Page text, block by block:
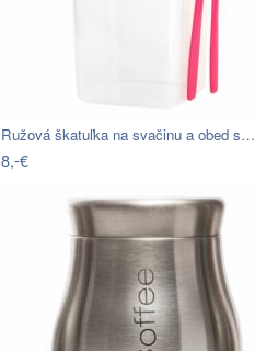
Ružová škatuľka na svačinu a obed s…
8,-€